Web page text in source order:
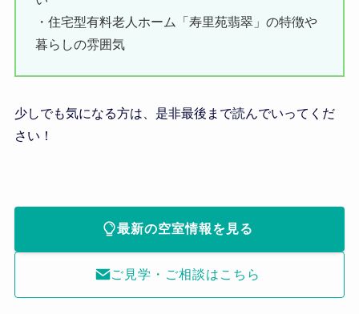
・住宅型有料老人ホーム「寿里苑翡翠」の特徴や
暮らしの雰囲気
少しでも気になる方は、是非最後まで読んでいってくだ
さい！
最新の空室情報を見る
ご見学・ご相談はこちら